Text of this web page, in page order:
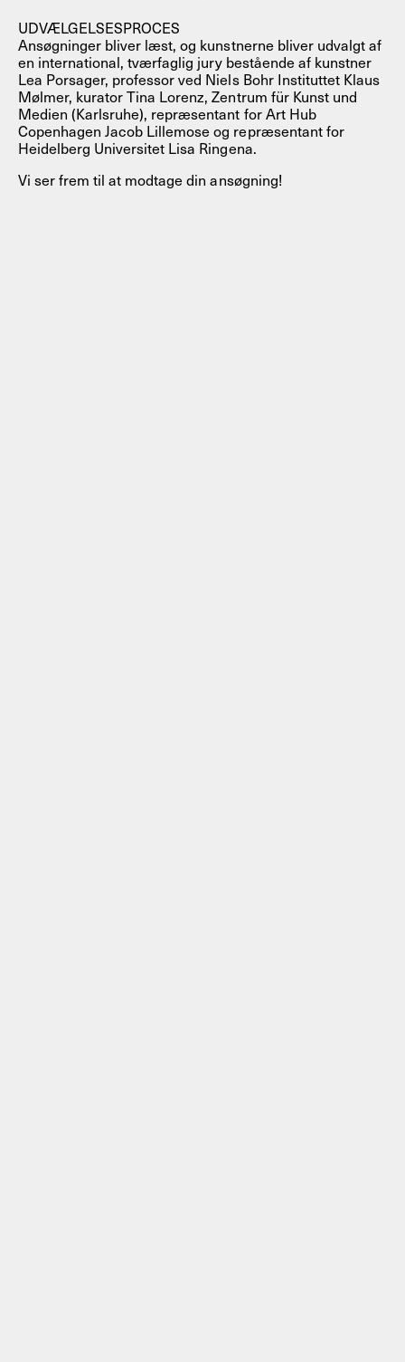
UDVÆLGELSESPROCES
Ansøgninger bliver læst, og kunstnerne bliver udvalgt af
en international, tværfaglig jury bestående af kunstner
Lea Porsager, professor ved Niels Bohr Instituttet Klaus
Mølmer, kurator Tina Lorenz, Zentrum für Kunst und
Medien (Karlsruhe), repræsentant for Art Hub
Copenhagen Jacob Lillemose og repræsentant for
Heidelberg Universitet Lisa Ringena.
Vi ser frem til at modtage din ansøgning!